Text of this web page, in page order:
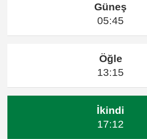
Güneş
05:45
Öğle
13:15
İkindi
17:12